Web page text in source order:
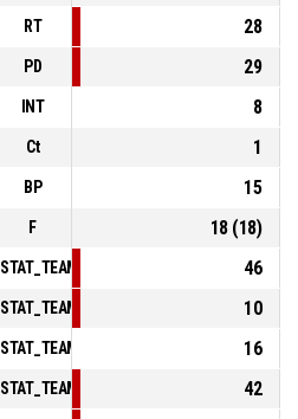
RT
28
PD
29
INT
8
Ct
1
BP
15
F 18(18)
46
10
16
42